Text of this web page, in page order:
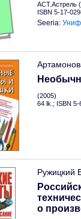
АСТ.Астрель
ISBN 5-17-
Seeria:
(2005)
64 lk.; ISBN
Ружицкий
о